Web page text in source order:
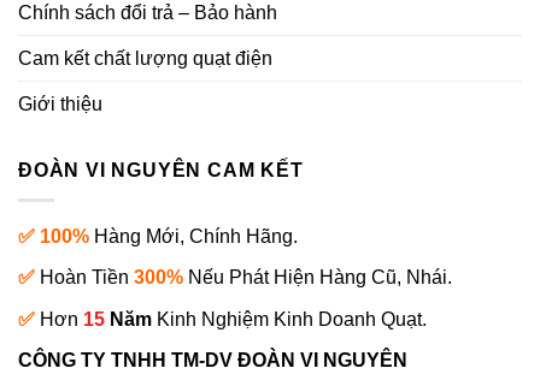
Chính sách đổi trả – Bảo hành
Cam kết chất lượng quạt điện
Giới thiệu
ĐOÀN VI NGUYÊN CAM KẾT
✅ 100% Hàng Mới, Chính Hãng.
✅ Hoàn Tiền 300% Nếu Phát Hiện Hàng Cũ, Nhái.
✅ Hơn 15 Năm Kinh Nghiệm Kinh Doanh Quạt.
CÔNG TY TNHH TM-DV ĐOÀN VI NGUYÊN